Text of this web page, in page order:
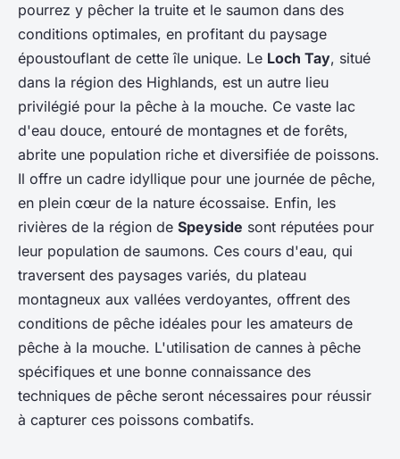
pourrez y pêcher la truite et le saumon dans des
conditions optimales, en profitant du paysage
époustouflant de cette île unique. Le Loch Tay, situé
dans la région des Highlands, est un autre lieu
privilégié pour la pêche à la mouche. Ce vaste lac
d'eau douce, entouré de montagnes et de forêts,
abrite une population riche et diversifiée de poissons.
Il offre un cadre idyllique pour une journée de pêche,
en plein cœur de la nature écossaise. Enfin, les
rivières de la région de Speyside sont réputées pour
leur population de saumons. Ces cours d'eau, qui
traversent des paysages variés, du plateau
montagneux aux vallées verdoyantes, offrent des
conditions de pêche idéales pour les amateurs de
pêche à la mouche. L'utilisation de cannes à pêche
spécifiques et une bonne connaissance des
techniques de pêche seront nécessaires pour réussir
à capturer ces poissons combatifs.